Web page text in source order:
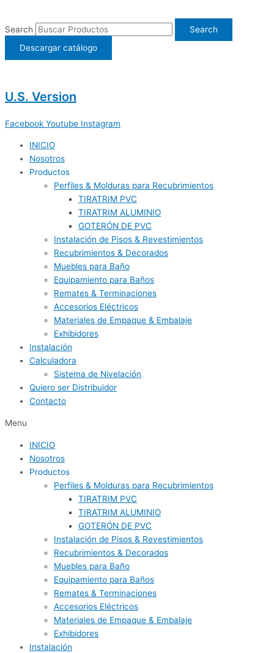
contenido
Search
Search
Descargar catálogo
U.S. Version
Facebook Youtube Instagram
INICIO
Nosotros
Productos
Perfiles & Molduras para Recubrimientos
TIRATRIM PVC
TIRATRIM ALUMINIO
GOTERÓN DE PVC
Instalación de Pisos & Revestimientos
Recubrimientos & Decorados
Muebles para Baño
Equipamiento para Baños
Remates & Terminaciones
Accesorios Eléctricos
Materiales de Empaque & Embalaje
Exhibidores
Instalación
Calculadora
Sistema de Nivelación
Quiero ser Distribuidor
Contacto
Menu
INICIO
Nosotros
Productos
Perfiles & Molduras para Recubrimientos
TIRATRIM PVC
TIRATRIM ALUMINIO
GOTERÓN DE PVC
Instalación de Pisos & Revestimientos
Recubrimientos & Decorados
Muebles para Baño
Equipamiento para Baños
Remates & Terminaciones
Accesorios Eléctricos
Materiales de Empaque & Embalaje
Exhibidores
Instalación